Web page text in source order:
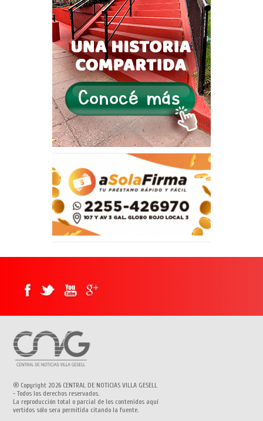
® Copyright 2026 CENTRAL DE NOTICIAS VILLA GESELL
- Todos los derechos reservados.
La reproducción total o parcial de los contenidos aquí
vertidos sólo sera permitida citando la fuente.